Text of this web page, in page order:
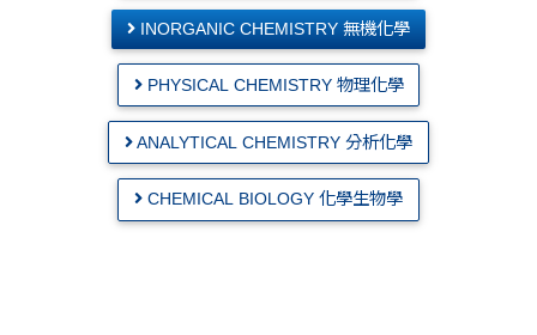
INORGANIC CHEMISTRY 無機化學
PHYSICAL CHEMISTRY 物理化學
ANALYTICAL CHEMISTRY 分析化學
CHEMICAL BIOLOGY 化學生物學